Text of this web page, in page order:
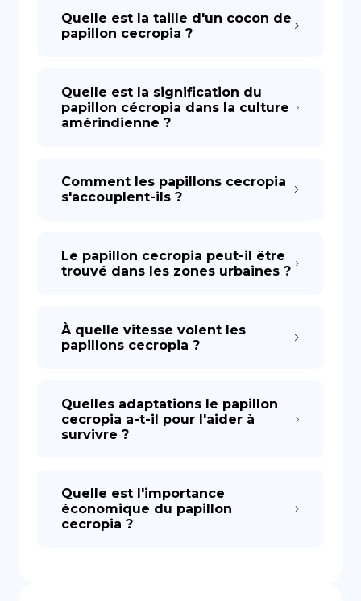
Quelle est la taille d'un cocon de
papillon cecropia ?
Quelle est la signification du
papillon cécropia dans la culture
amérindienne ?
Comment les papillons cecropia
s'accouplent-ils ?
Le papillon cecropia peut-il être
trouvé dans les zones urbaines ?
À quelle vitesse volent les
papillons cecropia ?
Quelles adaptations le papillon
cecropia a-t-il pour l'aider à
survivre ?
Quelle est l'importance
économique du papillon
cecropia ?